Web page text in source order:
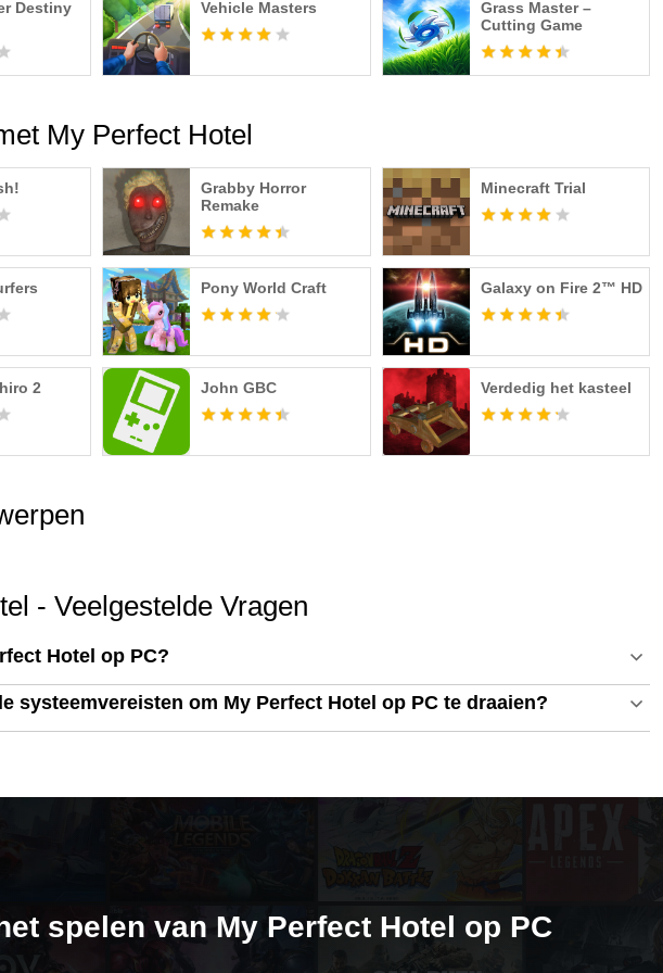
Destiny
Vehicle Masters
Grass Master –
Cutting Game
My Perfect Hotel
Grabby Horror
Remake
Minecraft Trial
Pony World Craft Galaxy on Fire 2™ HD
2 John GBC Verdedig het kasteel
- Veelgestelde Vragen
Hotel op PC?
systeemvereisten om My Perfect Hotel op PC te draaien?
spelen van My Perfect Hotel op PC